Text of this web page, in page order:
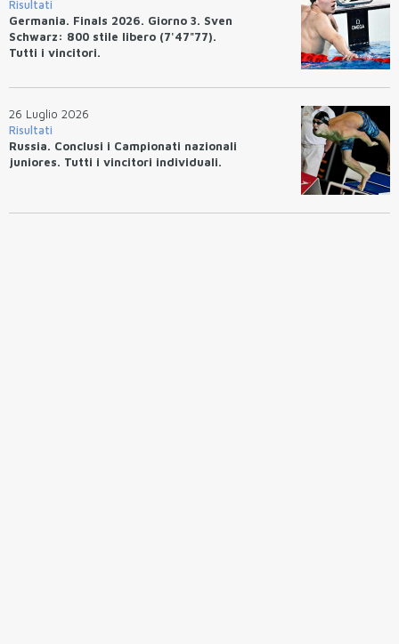
Risultati
Germania. Finals 2026. Giorno 3. Sven
Schwarz: 800 stile libero (7'47"77).
Tutti i vincitori.
26 Luglio 2026
Risultati
Russia. Conclusi i Campionati nazionali
juniores. Tutti i vincitori individuali.